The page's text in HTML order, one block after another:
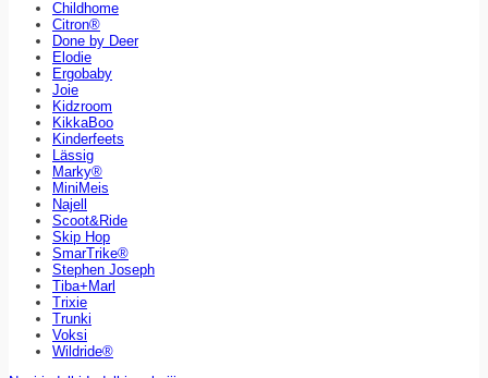
Childhome
Citron®
Done by Deer
Elodie
Ergobaby
Joie
Kidzroom
KikkaBoo
Kinderfeets
Lässig
Marky®
MiniMeis
Najell
Scoot&Ride
Skip Hop
SmarTrike®
Stephen Joseph
Tiba+Marl
Trixie
Trunki
Voksi
Wildride®